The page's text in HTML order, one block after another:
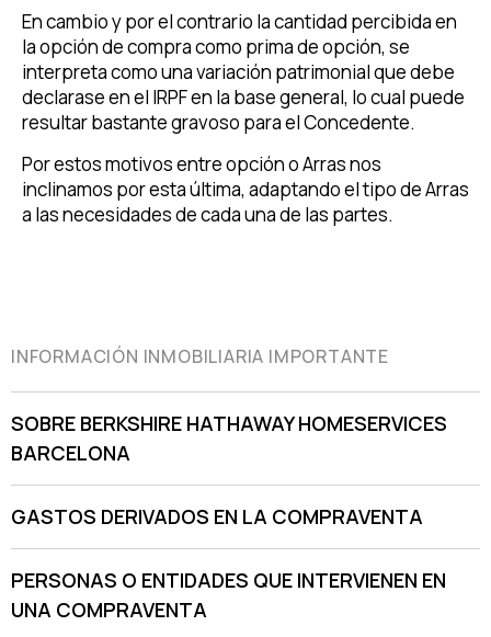
En cambio y por el contrario la cantidad percibida en
la opción de compra como prima de opción, se
interpreta como una variación patrimonial que debe
declarase en el IRPF en la base general, lo cual puede
resultar bastante gravoso para el Concedente.
Por estos motivos entre opción o Arras nos
inclinamos por esta última, adaptando el tipo de Arras
a las necesidades de cada una de las partes.
INFORMACIÓN INMOBILIARIA IMPORTANTE
SOBRE BERKSHIRE HATHAWAY HOMESERVICES
BARCELONA
GASTOS DERIVADOS EN LA COMPRAVENTA
PERSONAS O ENTIDADES QUE INTERVIENEN EN
UNA COMPRAVENTA